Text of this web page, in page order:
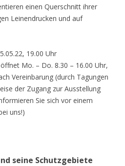
einen Querschnitt ihrer
Leinendrucken und auf
19.00 Uhr
Mo. – Do. 8.30 – 16.00 Uhr,
Vereinbarung (durch Tagungen
der Zugang zur Ausstellung
Sie sich vor einem
uns!)
seine Schutzgebiete